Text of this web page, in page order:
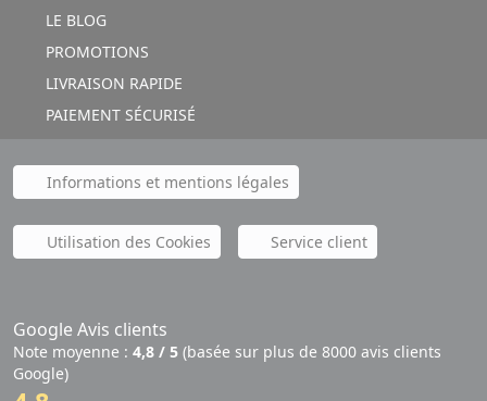
LE BLOG
PROMOTIONS
LIVRAISON RAPIDE
PAIEMENT SÉCURISÉ
Informations et mentions légales
Utilisation des Cookies Service client
Google Avis clients
Note moyenne : 4,8 / 5 (basée sur plus de 8000 avis clients
Google)